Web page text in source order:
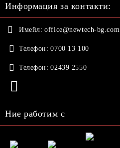
Информация за контакти:
Имейл: office@newtech-bg.com
Телефон: 0700 13 100
Телефон: 02439 2550
Ние работим с